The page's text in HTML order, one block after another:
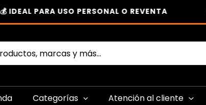
IDEAL PARA USO PERSONAL O REVENTA
Categorías Atención al cliente